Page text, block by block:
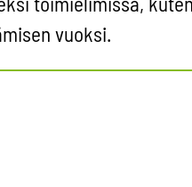
vuoksi.